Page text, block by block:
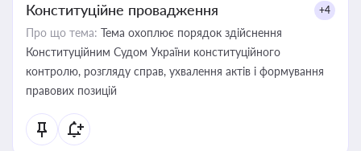
Конституційне провадження +4
Про що тема: Тема охоплює порядок здійснення
Конституційним Судом України конституційного
контролю, розгляду справ, ухвалення актів і формування
правових позицій